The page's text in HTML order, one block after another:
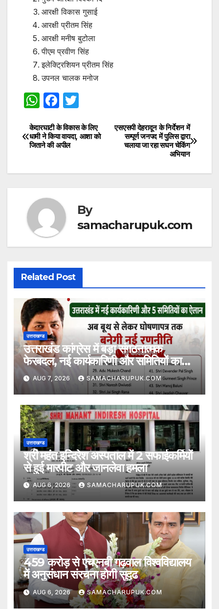
आरक्षी विकास गुसाई
आरक्षी प्रीतम सिंह
आरक्षी मनीष बुटोला
पीएम प्रवीण सिंह
इलेक्ट्रिशियन प्रीतम सिंह
उपनल चालक मनोज
W
at
s
p
p
F
c
e
o
k
itt
Post
navigation
एसएसपी देहरादून के निर्देशन में
सम्पूर्ण जनपद में पुलिस द्वारा
चलाया जा रहा सघन चेकिंग
अभियान
केदारघाटी के विकास के लिए
धामी ने किया वायदा, आशा को
जिताने की अपील
By
samacharupuk.com
Related Post
उत्तराखण्ड
उत्तराखंड कांग्रेस में बड़ा संगठनात्मक
फेरबदल, नई कार्यकारिणी और समितियों का
गठनAUG 7, 2026 SAMACHARUPUK.COM
उत्तराखण्ड
श्री महंत इन्दिरेश अस्पताल में 2 सफाईकर्मियों
से हुई मारपीट और जानलेवा हमला
AUG 6, 2026 SAMACHARUPUK.COM
उत्तराखण्ड
459 करोड़ से एचएनबी गढ़वाल विश्वविद्यालय
में अनुसंधान संरचना होगी सुदृढ
AUG 6, 2026 SAMACHARUPUK.COM